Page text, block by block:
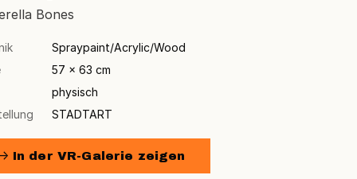
Bones
Spraypaint/Acrylic/Wood
57 × 63 cm
physisch
STADTART
→ In der VR-Galerie zeigen